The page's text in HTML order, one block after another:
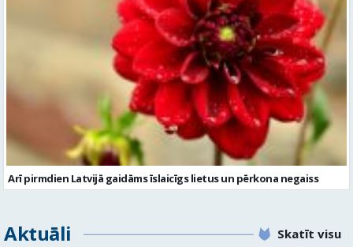
Arī pirmdien Latvijā gaidāms īslaicīgs lietus un pērkona negaiss
Aktuāli Skatīt visu